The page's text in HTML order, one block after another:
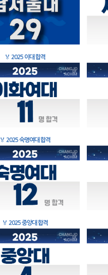
🏅 2025 이대 합격
🏅 2025 숙명여대 합격
🏅 2025 중앙대 합격